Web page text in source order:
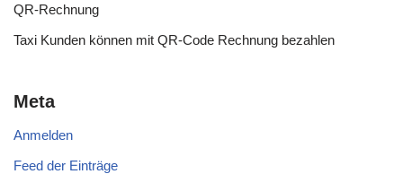
QR-Rechnung
Taxi Kunden können mit QR-Code Rechnung bezahlen
Meta
Anmelden
Feed der Einträge